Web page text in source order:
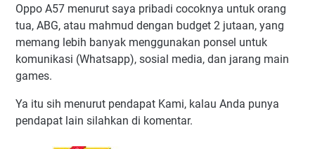
Oppo A57 menurut saya pribadi cocoknya untuk orang
tua, ABG, atau mahmud dengan budget 2 jutaan, yang
memang lebih banyak menggunakan ponsel untuk
komunikasi (Whatsapp), sosial media, dan jarang main
games.
Ya itu sih menurut pendapat Kami, kalau Anda punya
pendapat lain silahkan di komentar.